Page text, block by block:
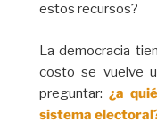
estos recursos?
La democracia
costo se vuelve
preguntar: ¿a
sistema